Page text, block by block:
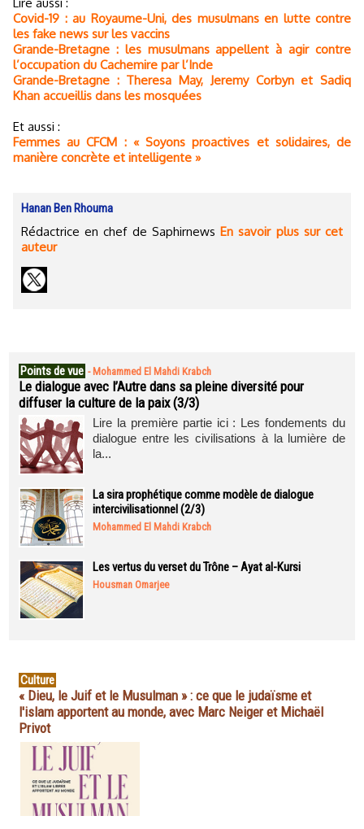
Covid-19 : au Royaume-Uni, des musulmans en lutte contre
les fake news sur les vaccins
Grande-Bretagne : les musulmans appellent à agir contre
l’occupation du Cachemire par l’Inde
Grande-Bretagne : Theresa May, Jeremy Corbyn et Sadiq
Khan accueillis dans les mosquées
Et aussi :
Femmes au CFCM : « Soyons proactives et solidaires, de
manière concrète et intelligente »
Hanan Ben Rhouma
Rédactrice en chef de SaphirnewsEn savoir plus sur cet
auteur
Points de vue - Mohammed El Mahdi Krabch
Le dialogue avec l’Autre dans sa pleine diversité pour
diffuser la culture de la paix (3/3)
Lire la première partie ici : Les fondements du
dialogue entre les civilisations à la lumière de
la...
La sira prophétique comme modèle de dialogue
intercivilisationnel (2/3)
Mohammed El Mahdi Krabch
Les vertus du verset du Trône – Ayat al-Kursi
Housman Omarjee
Culture
« Dieu, le Juif et le Musulman » : ce que le judaïsme et
l'islam apportent au monde, avec Marc Neiger et Michaël
Privot